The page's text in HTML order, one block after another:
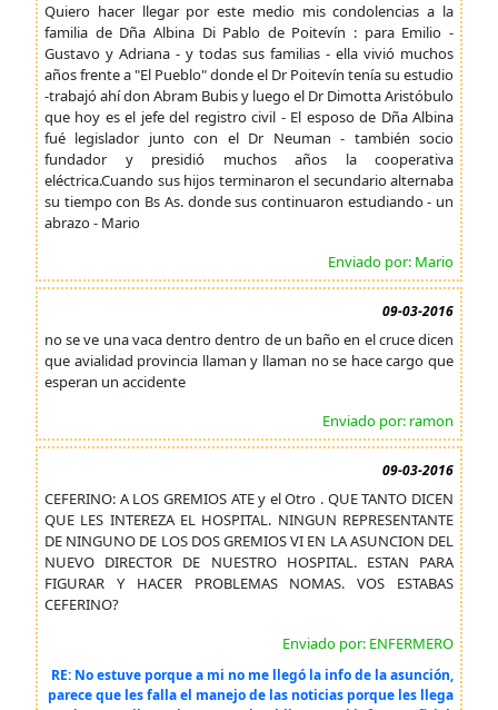
Quiero hacer llegar por este medio mis condolencias a la
familia de Dña Albina Di Pablo de Poitevín : para Emilio -
Gustavo y Adriana - y todas sus familias - ella vivió muchos
años frente a "El Pueblo" donde el Dr Poitevín tenía su estudio
-trabajó ahí don Abram Bubis y luego el Dr Dimotta Aristóbulo
que hoy es el jefe del registro civil - El esposo de Dña Albina
fué legislador junto con el Dr Neuman - también socio
fundador y presidió muchos años la cooperativa
eléctrica.Cuando sus hijos terminaron el secundario alternaba
su tiempo con Bs As. donde sus continuaron estudiando - un
abrazo - Mario
Enviado por: Mario
09-03-2016
no se ve una vaca dentro dentro de un baño en el cruce dicen
que avialidad provincia llaman y llaman no se hace cargo que
esperan un accidente
Enviado por: ramon
09-03-2016
CEFERINO: A LOS GREMIOS ATE y el Otro . QUE TANTO DICEN
QUE LES INTEREZA EL HOSPITAL. NINGUN REPRESENTANTE
DE NINGUNO DE LOS DOS GREMIOS VI EN LA ASUNCION DEL
NUEVO DIRECTOR DE NUESTRO HOSPITAL. ESTAN PARA
FIGURAR Y HACER PROBLEMAS NOMAS. VOS ESTABAS
CEFERINO?
Enviado por: ENFERMERO
RE: No estuve porque a mi no me llegó la info de la asunción,
parece que les falla el manejo de las noticias porque les llega